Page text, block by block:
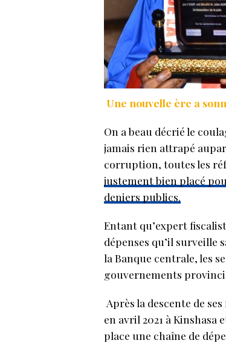
Une nouvelle ère a
On a beau décrié le
jamais rien attrapé
corruption, toutes les
justement bien placé
deniers publics.
Entant qu’expert
dépenses qu’il surveille
la Banque centrale, les
gouvernements
Après la descente de
en avril 2021 à Kinshasa
place une chaîne de